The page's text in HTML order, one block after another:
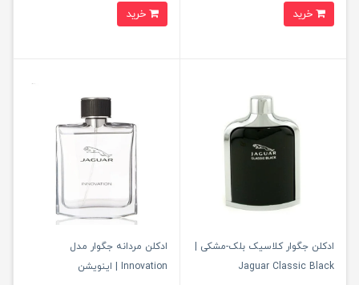
ادکلن جگوار کلاسیک بلک-مشکی |
Jaguar Classic Black
ادکلن مردانه جگوار مدل
Innovation | اینویشن